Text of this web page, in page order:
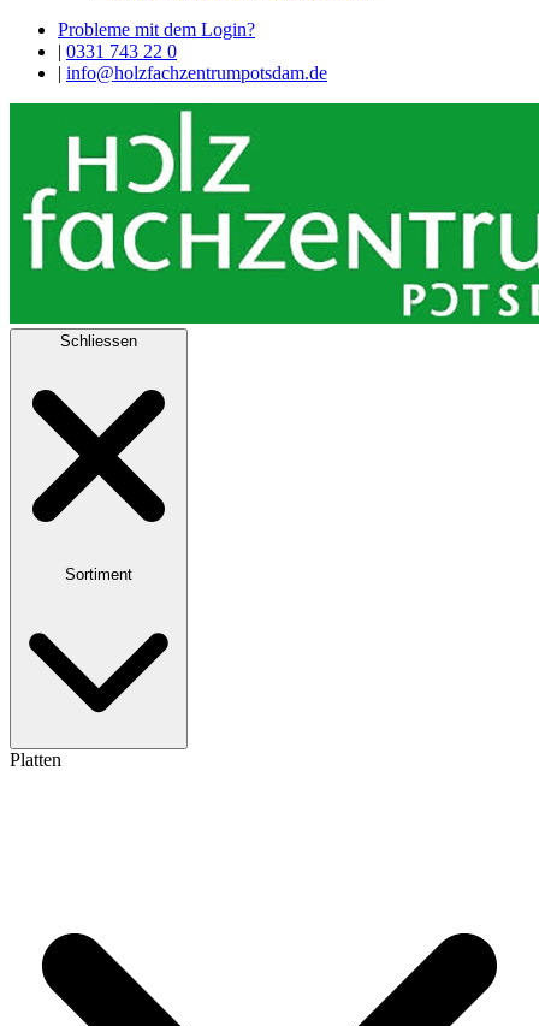
Probleme mit dem Login?
| 0331 743 22 0
| info@holzfachzentrumpotsdam.de
Schliessen
Sortiment
Platten